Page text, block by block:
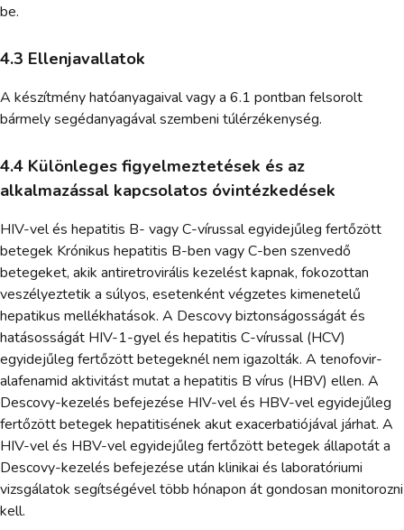
be.
4.3 Ellenjavallatok
A készítmény hatóanyagaival vagy a 6.1 pontban felsorolt
bármely segédanyagával szembeni túlérzékenység.
4.4 Különleges figyelmeztetések és az
alkalmazással kapcsolatos óvintézkedések
HIV-vel és hepatitis B- vagy C-vírussal egyidejűleg fertőzött
betegek Krónikus hepatitis B-ben vagy C-ben szenvedő
betegeket, akik antiretrovirális kezelést kapnak, fokozottan
veszélyeztetik a súlyos, esetenként végzetes kimenetelű
hepatikus mellékhatások. A Descovy biztonságosságát és
hatásosságát HIV-1-gyel és hepatitis C-vírussal (HCV)
egyidejűleg fertőzött betegeknél nem igazolták. A tenofovir-
alafenamid aktivitást mutat a hepatitis B vírus (HBV) ellen. A
Descovy-kezelés befejezése HIV-vel és HBV-vel egyidejűleg
fertőzött betegek hepatitisének akut exacerbatiójával járhat. A
HIV-vel és HBV-vel egyidejűleg fertőzött betegek állapotát a
Descovy-kezelés befejezése után klinikai és laboratóriumi
vizsgálatok segítségével több hónapon át gondosan monitorozni
kell.